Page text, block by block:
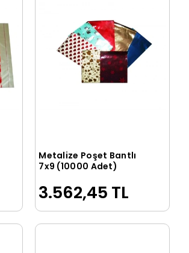
Sepete Ekle
Metalize Poşet Bantlı
7x9 (10000 Adet)
3.562,45 TL